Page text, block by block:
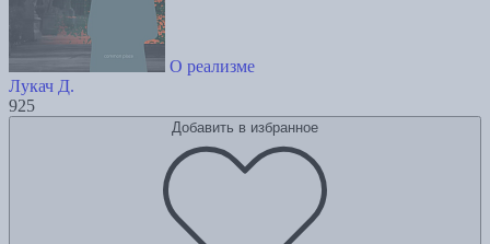
О реализме
Лукач Д.
925
Добавить в избранное